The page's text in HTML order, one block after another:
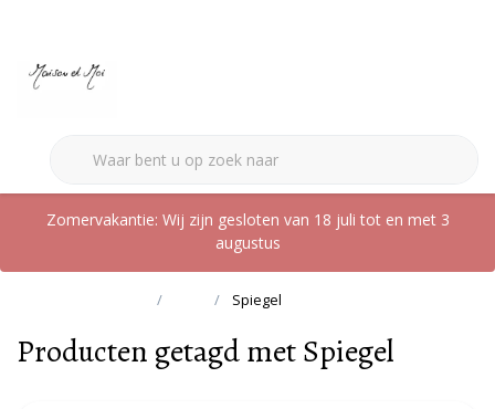
Zomervakantie: Wij zijn gesloten van 18 juli tot en met 3
augustus
Spiegel
Producten getagd met Spiegel